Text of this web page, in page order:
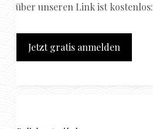
über unseren Link ist kostenlos:
Jetzt gratis anmelden